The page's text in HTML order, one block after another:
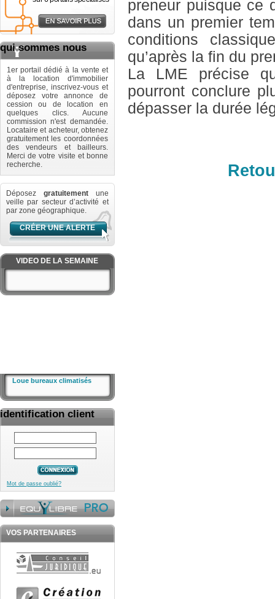
qui sommes nous
1er portail dédié à la vente et
à la location d'immobilier
d'entreprise, inscrivez-vous et
déposez votre annonce de
cession ou de location en
quelques clics. Aucune
commission n'est demandée.
Locataire et acheteur, obtenez
gratuitement les coordonnées
des vendeurs et bailleurs.
Merci de votre visite et bonne
recherche.
Déposez gratuitement une
veille par secteur d’activité et
par zone géographique.
CRÉER UNE ALERTE
VIDEO DE LA SEMAINE
Loue bureaux climatisés
identification client
Mot de passe oublié?
VOS PARTENAIRES
preneur puisque ce
dans un premier
conditions
qu’après la fin du
La LME précise
pourront conclure
dépasser la durée